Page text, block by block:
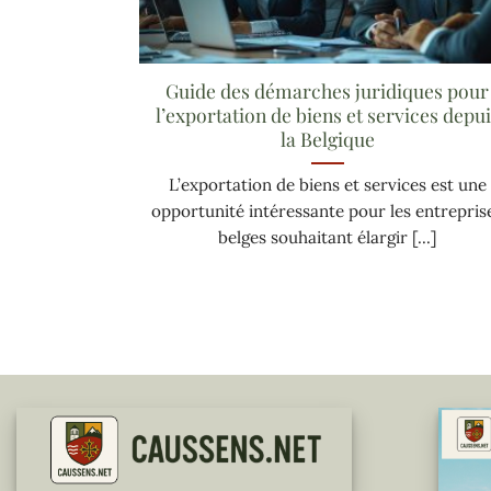
Guide des démarches juridiques pour
l’exportation de biens et services
la Belgique
L’exportation de biens et services est une
opportunité intéressante pour les
belges souhaitant élargir [...]